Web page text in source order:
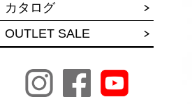
カタログ
OUTLET SALE